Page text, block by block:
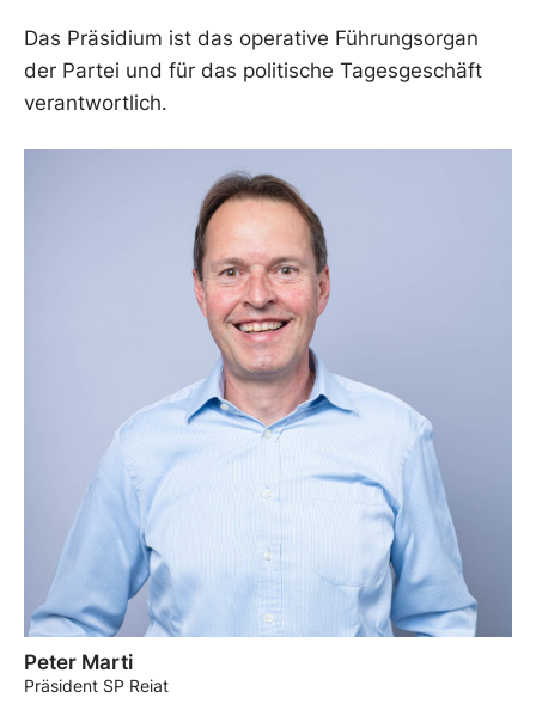
Das Präsidium ist das operative Führungsorgan
der Partei und für das politische Tagesgeschäft
verantwortlich.
Peter Marti
Präsident SP Reiat